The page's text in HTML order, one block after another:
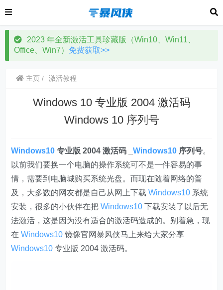
2023 年全新激活工具珍藏版（Win10、Win11、
Office、Win7） 免费获取>>
主页 激活教程
Windows 10 专业版 2004 激活码
Windows 10 序列号
Windows10 专业版 2004 激活码 _Windows10 序列号。
以前我们要换一个电脑的操作系统可不是一件容易的事
情，需要到电脑城购买系统光盘。而现在随着网络的普
及，大多数的网友都是自己从网上下载Windows10 系统
安装，很多的小伙伴在把Windows10 下载安装了以后无
法激活，这是因为没有适合的激活码造成的。别着急，现
在Windows10 镜像官网暴风侠马上来给大家分享
Windows10 专业版 2004 激活码。